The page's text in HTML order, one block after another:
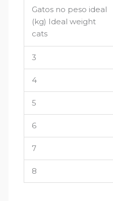
Gatos no peso ideal
(kg) Ideal weight
cats
3
4
5
6
7
8